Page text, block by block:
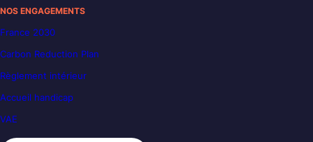
NOS ENGAGEMENTS
France 2030
Carbon Reduction Plan
Règlement intérieur
Accueil handicap
VAE